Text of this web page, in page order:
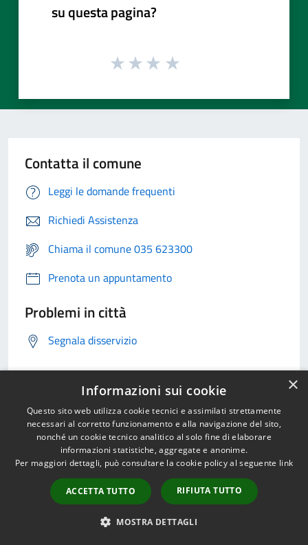
su questa pagina?
Contatta il comune
Leggi le domande frequenti
Richiedi Assistenza
Chiama il comune 035 623300
Prenota un appuntamento
Problemi in città
Segnala disservizio
×
Informazioni sui cookie
Questo sito web utilizza cookie tecnici e assimilati strettamente
necessari al corretto funzionamento e alla navigazione del sito,
nonché un cookie tecnico analitico al solo fine di elaborare
informazioni statistiche, aggregate e anonime.
Per maggiori dettagli, può consultare la cookie policy al seguente link
ACCETTA TUTTO RIFIUTA TUTTO
MOSTRA DETTAGLI